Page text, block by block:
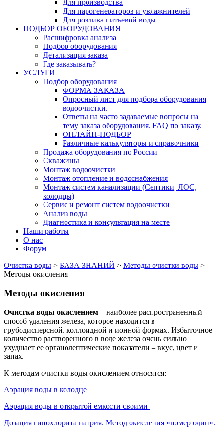
Для производства
Для парогенераторов и увлажнителей
Для розлива питьевой воды
ПОДБОР ОБОРУДОВАНИЯ
Расшифровка анализа
Подбор оборудования
Детализация заказа
Где заказывать?
УСЛУГИ
Подбор оборудования
ФОРМА ЗАКАЗА
Опросный лист для подбора оборудования
водоочистки.
Ответы на часто задаваемые вопросы на
тему заказа оборудования. FAQ по заказу.
ОНЛАЙН-ПОДБОР
Различные калькуляторы и справочники
Продажа оборудования по России
Скважины
Монтаж водоочистки
Монтаж отопление и водоснабжения
Монтаж систем канализации (Септики, ЛОС,
колодцы)
Сервис и ремонт систем водоочистки
Анализ воды
Диагностика и консультация на месте
Наши работы
О нас
Форум
Очистка воды > БАЗА ЗНАНИЙ > Методы очистки воды >
Методы окисления
Методы окисления
Очистка воды окислением – наиболее распространенный
способ удаления железа, которое находится в
грубодисперсной, коллоидной и ионной формах. Избыточное
количество растворенного в воде железа очень сильно
ухудшает ее органолептические показатели – вкус, цвет и
запах.
К методам очистки воды окислением относятся:
Аэрация воды в колодце
Аэрация воды в открытой емкости своими
Дозация гипохлорита натрия. Метод окисления «номер один».